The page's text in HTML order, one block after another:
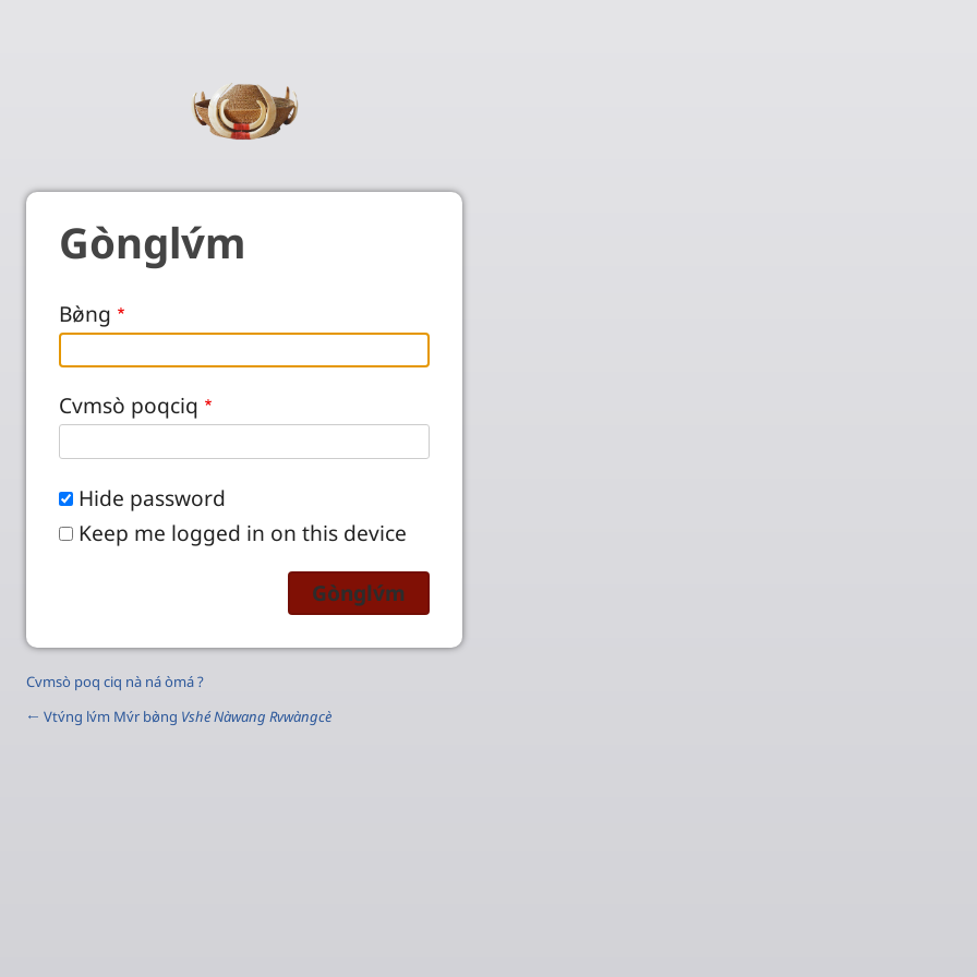
Gònglv́m
Bø̀ng
Cvmsò poqciq
Hide password
Keep me logged in on this device
Cvmsò poq ciq nà ná òmá ?
← Vtv́ng lv́m Mv́r bø̀ng Vshé Nàwang Rvwàngcè